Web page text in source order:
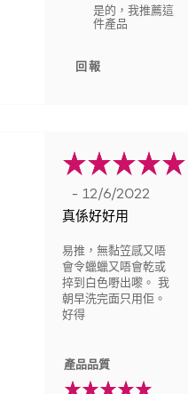
是的，我推薦這
件產品
回報
- 12/6/2022
真係好好用
易推，無黏笠感又唔
會令蠟蠟又唔會乾或
捽到白色嘢出嚟。 我
朝早洗完面只用佢。
好得
產品品質